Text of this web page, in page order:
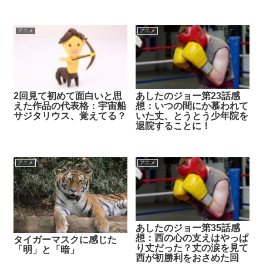
アニメ
2回見て初めて面白いと思
えた作品の代表格：宇宙船
サジタリウス、覚えてる？
アニメ
あしたのジョー第23話感
想：いつの間にか慕われて
いた丈、とうとう少年院を
退院することに！
アニメ
タイガーマスクに感じた
「明」と「暗」
アニメ
あしたのジョー第35話感
想：西の心の支えはやっぱ
り丈だった？丈の涙を見て
西が初勝利をおさめた回